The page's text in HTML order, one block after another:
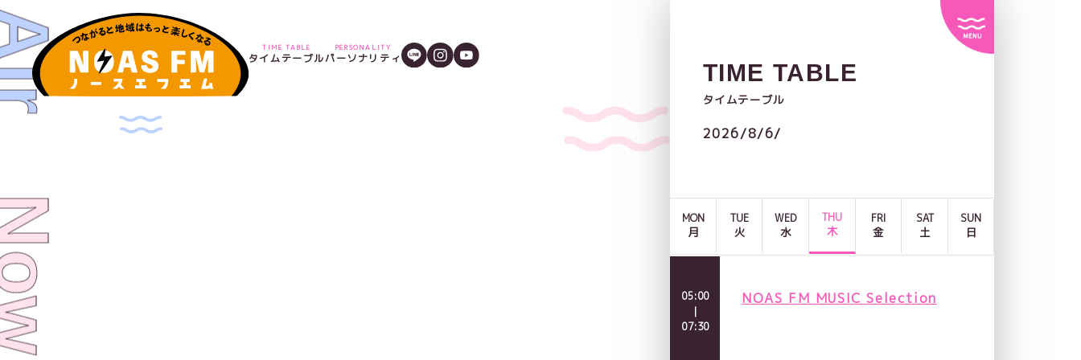
TIME TABLE
タイムテーブル
PERSONALITY
パーソナリティ
TIME TABLE
タイムテーブル
2026/8/6/
MON
月
TUE
火
WED
水
THU
木
FRI
金
SAT
土
SUN
日
05:00
｜
07:30
NOAS FM MUSIC Selection